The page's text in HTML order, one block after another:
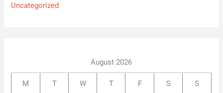
Uncategorized
August 2026
M T W T F S S